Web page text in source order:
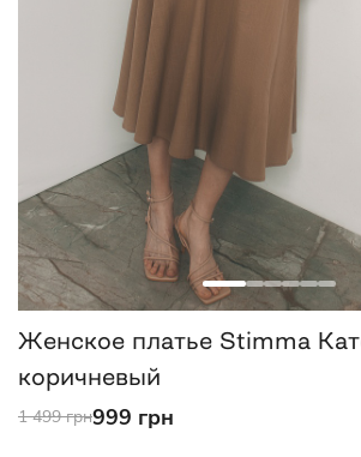
Женское платье Stimma
коричневый
1 499 грн999 грн